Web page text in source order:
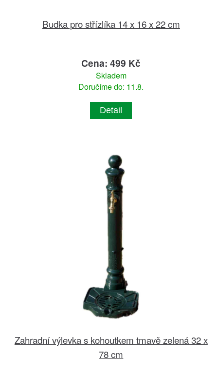
Budka pro střízlíka 14 x 16 x 22 cm
Cena: 499 Kč
Skladem
Doručíme do: 11.8.
Detail
Zahradní výlevka s kohoutkem tmavě zelená 32 x
78 cm